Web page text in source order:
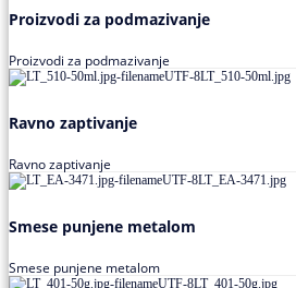
Proizvodi za podmazivanje
Proizvodi za podmazivanje
Ravno zaptivanje
Ravno zaptivanje
Smese punjene metalom
Smese punjene metalom